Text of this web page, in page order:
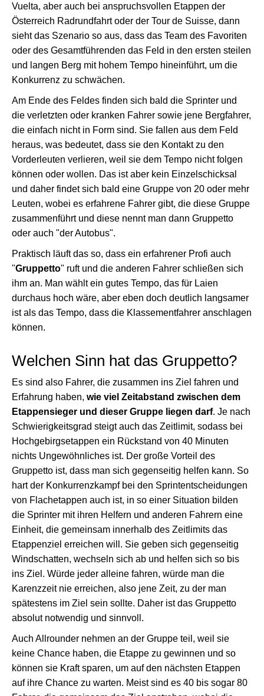
Vuelta, aber auch bei anspruchsvollen Etappen der
Österreich Radrundfahrt oder der Tour de Suisse, dann
sieht das Szenario so aus, dass das Team des Favoriten
oder des Gesamtführenden das Feld in den ersten steilen
und langen Berg mit hohem Tempo hineinführt, um die
Konkurrenz zu schwächen.
Am Ende des Feldes finden sich bald die Sprinter und
die verletzten oder kranken Fahrer sowie jene Bergfahrer,
die einfach nicht in Form sind. Sie fallen aus dem Feld
heraus, was bedeutet, dass sie den Kontakt zu den
Vorderleuten verlieren, weil sie dem Tempo nicht folgen
können oder wollen. Das ist aber kein Einzelschicksal
und daher findet sich bald eine Gruppe von 20 oder mehr
Leuten, wobei es erfahrene Fahrer gibt, die diese Gruppe
zusammenführt und diese nennt man dann Gruppetto
oder auch "der Autobus".
Praktisch läuft das so, dass ein erfahrener Profi auch
"Gruppetto" ruft und die anderen Fahrer schließen sich
ihm an. Man wählt ein gutes Tempo, das für Laien
durchaus hoch wäre, aber eben doch deutlich langsamer
ist als das Tempo, dass die Klassementfahrer anschlagen
können.
Welchen Sinn hat das Gruppetto?
Es sind also Fahrer, die zusammen ins Ziel fahren und
Erfahrung haben, wie viel Zeitabstand zwischen dem
Etappensieger und dieser Gruppe liegen darf. Je nach
Schwierigkeitsgrad steigt auch das Zeitlimit, sodass bei
Hochgebirgsetappen ein Rückstand von 40 Minuten
nichts Ungewöhnliches ist. Der große Vorteil des
Gruppetto ist, dass man sich gegenseitig helfen kann. So
hart der Konkurrenzkampf bei den Sprintentscheidungen
von Flachetappen auch ist, in so einer Situation bilden
die Sprinter mit ihren Helfern und anderen Fahrern eine
Einheit, die gemeinsam innerhalb des Zeitlimits das
Etappenziel erreichen will. Sie geben sich gegenseitig
Windschatten, wechseln sich ab und helfen sich so bis
ins Ziel. Würde jeder alleine fahren, würde man die
Karenzzeit nie erreichen, also jene Zeit, zu der man
spätestens im Ziel sein sollte. Daher ist das Gruppetto
absolut notwendig und sinnvoll.
Auch Allrounder nehmen an der Gruppe teil, weil sie
keine Chance haben, die Etappe zu gewinnen und so
können sie Kraft sparen, um auf den nächsten Etappen
auf ihre Chance zu warten. Meist sind es 40 bis sogar 80